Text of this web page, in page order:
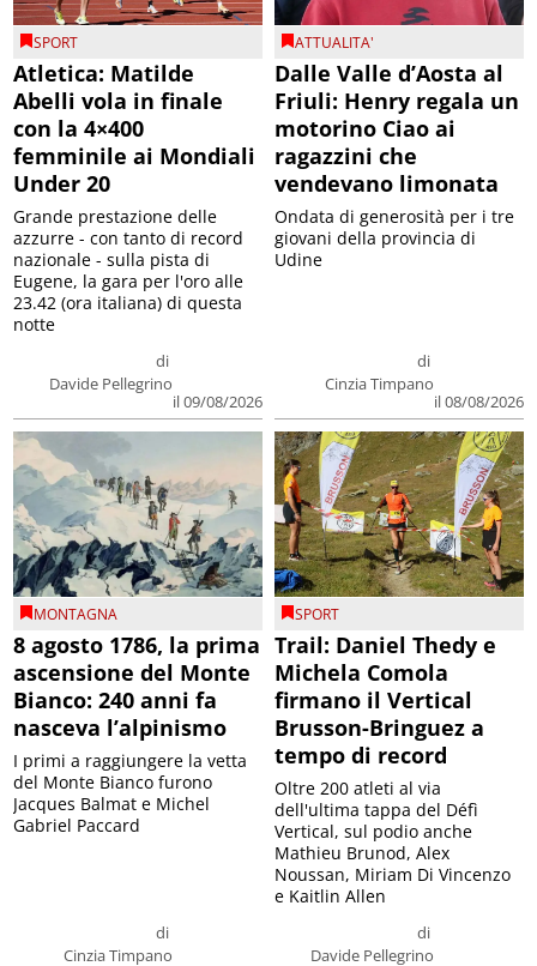
SPORT
Atletica: Matilde
Abelli vola in finale
con la 4×400
femminile ai Mondiali
Under 20
di
Davide Pellegrino
il 09/08/2026
Grande prestazione delle
azzurre - con tanto di record
nazionale - sulla pista di
Eugene, la gara per l'oro alle
23.42 (ora italiana) di questa
notte
ATTUALITA'
Dalle Valle d’Aosta al
Friuli: Henry regala un
motorino Ciao ai
ragazzini che
vendevano limonata
di
Cinzia Timpano
il 08/08/2026
Ondata di generosità per i tre
giovani della provincia di
Udine
MONTAGNA
8 agosto 1786, la prima
ascensione del Monte
Bianco: 240 anni fa
nasceva l’alpinismo
di
Cinzia Timpano
I primi a raggiungere la vetta
del Monte Bianco furono
Jacques Balmat e Michel
Gabriel Paccard
SPORT
Trail: Daniel Thedy e
Michela Comola
firmano il Vertical
Brusson-Bringuez a
tempo di record
di
Davide Pellegrino
Oltre 200 atleti al via
dell'ultima tappa del Défì
Vertical, sul podio anche
Mathieu Brunod, Alex
Noussan, Miriam Di Vincenzo
e Kaitlin Allen